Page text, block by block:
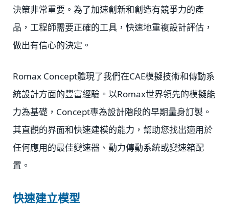
決策非常重要。為了加速創新和創造有競爭力的產
品，工程師需要正確的工具，快速地重複設計評估，
做出有信心的決定。
Romax Concept體現了我們在CAE模擬技術和傳動系
統設計方面的豐富經驗。以Romax世界領先的模擬能
力為基礎，Concept專為設計階段的早期量身訂製。
其直觀的界面和快速建模的能力，幫助您找出適用於
任何應用的最佳變速器、動力傳動系統或變速箱配
置。
快速建立模型